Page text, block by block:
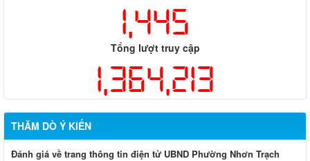
1,445
Tổng lượt truy cập
1,364,213
THĂM DÒ Ý KIẾN
Đánh giá về trang thông tin điện tử UBND Phường Nhơn Trạch